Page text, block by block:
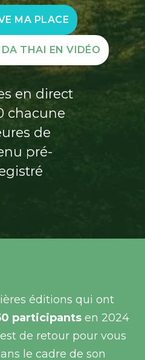
MA PLACE
THAI EN VIDÉO
en direct
chacune
de
pré-
éditions qui ont
participants en 2024
de retour pour vous
le cadre de son